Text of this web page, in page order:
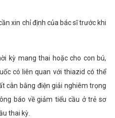
xin chỉ định của bác sĩ trước khi
kỳ mang thai hoặc cho con bú,
có liên quan với thiazid có thể
cân bằng điện giải nghiêm trọng
báo về giảm tiểu cầu ở trẻ sơ
thai kỳ.